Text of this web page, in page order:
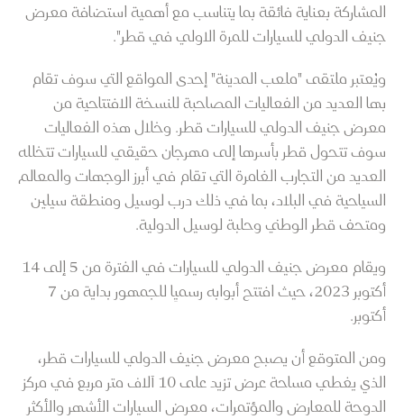
المشاركة بعناية فائقة بما يتناسب مع أهمية استضافة معرض
جنيف الدولي للسيارات للمرة الاولي في قطر".
ويُعتبر ملتقى "ملعب المدينة" إحدى المواقع التي سوف تقام
بها العديد من الفعاليات المصاحبة للنسخة الافتتاحية من
معرض جنيف الدولي للسيارات قطر. وخلال هذه الفعاليات
سوف تتحول قطر بأسرها إلى مهرجان حقيقي للسيارات تتخلله
العديد من التجارب الغامرة التي تقام في أبرز الوجهات والمعالم
السياحية في البلاد، بما في ذلك درب لوسيل ومنطقة سيلين
ومتحف قطر الوطني وحلبة لوسيل الدولية.
ويقام معرض جنيف الدولي للسيارات في الفترة من 5 إلى 14
أكتوبر 2023، حيث افتتح أبوابه رسميِا للجمهور بداية من 7
أكتوبر.
ومن المتوقع أن يصبح معرض جنيف الدولي للسيارات قطر،
الذي يغطي مساحة عرض تزيد على 10 آلاف متر مربع في مركز
الدوحة للمعارض والمؤتمرات، معرض السيارات الأشهر والأكثر